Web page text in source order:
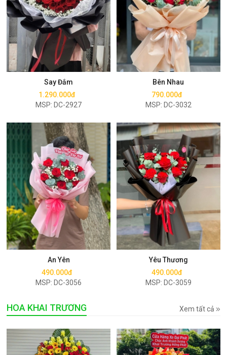
Say Đắm
1.290.000đ
MSP: DC-2927
Mua ngay
Bên Nhau
790.000đ
MSP: DC-3032
Mua ngay
An Yên
490.000đ
MSP: DC-3056
Mua ngay
Yêu Thương
490.000đ
MSP: DC-3059
Mua ngay
HOA KHAI TRƯƠNG Xem tất cả